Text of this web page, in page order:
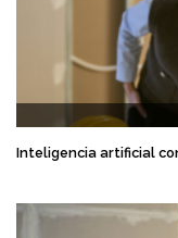
Inteligencia artificial